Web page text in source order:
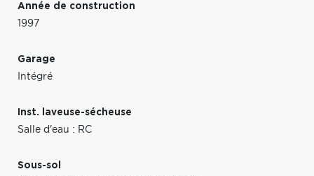
Année de construction
1997
Garage
Intégré
Inst. laveuse-sécheuse
Salle d'eau : RC
Sous-sol